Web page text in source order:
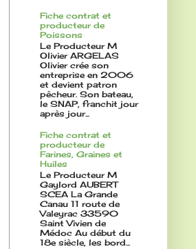
Fiche contrat et
producteur de
Poissons
Le Producteur M
Olivier ARGELAS
Olivier crée son
entreprise en 2006
et devient patron
pêcheur. Son bateau,
le SNAP, franchit jour
après jour...
Fiche contrat et
producteur de
Farines, Graines et
Huiles
Le Producteur M
Gaylord AUBERT
SCEA La Grande
Canau 11 route de
Valeyrac 33590
Saint Vivien de
Médoc Au début du
18e siècle, les bord...